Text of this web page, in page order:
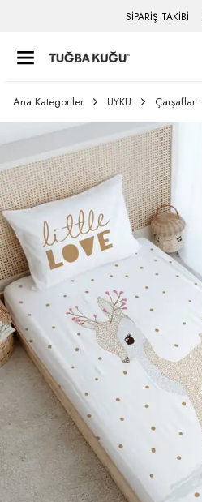
SİPARİŞ TAKİBİ
Ana Kategoriler UYKU Çarşaflar